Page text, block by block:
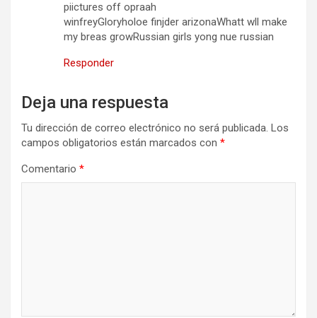
piictures off opraah
winfreyGloryholoe finjder arizonaWhatt wll make
my breas growRussian girls yong nue russian
Responder
Deja una respuesta
Tu dirección de correo electrónico no será publicada. Los
campos obligatorios están marcados con *
Comentario *